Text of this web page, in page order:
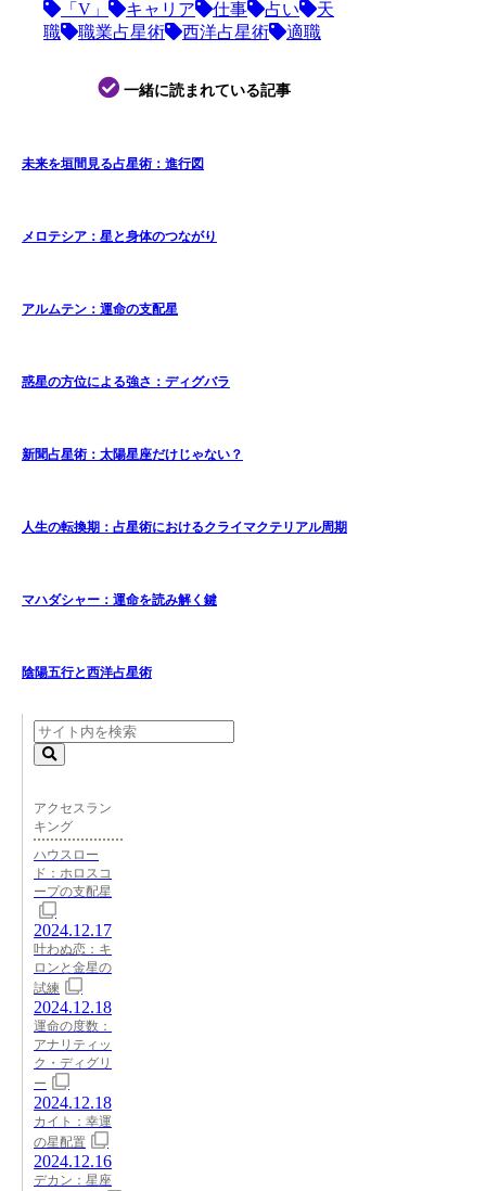
「V」 キャリア 仕事 占い
天
職
職業占星術 西洋占星術 適職
一緒に読まれている記事
未来を垣間見る占星術：進行図
メロテシア：星と身体のつながり
アルムテン：運命の支配星
惑星の方位による強さ：ディグバラ
新聞占星術：太陽星座だけじゃない？
人生の転換期：占星術におけるクライマクテリアル周期
マハダシャー：運命を読み解く鍵
陰陽五行と西洋占星術
アクセスラン
キング
ハウスロー
ド：ホロスコ
ープの支配星
2024.12.17
叶わぬ恋：キ
ロンと金星の
試練
2024.12.18
運命の度数：
アナリティッ
ク・ディグリ
ー
2024.12.18
カイト：幸運
の星配置
2024.12.16
デカン：星座